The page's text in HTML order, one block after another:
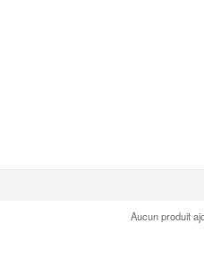
Aucun produit